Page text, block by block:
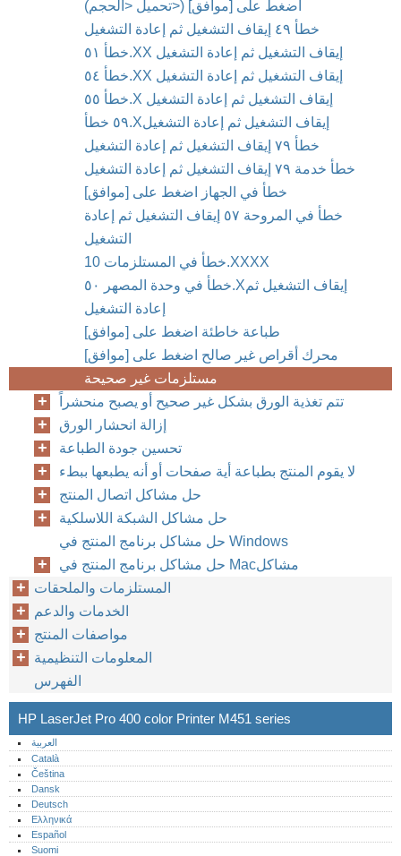
(تحميل <الحجم>) اضغط على [موافق]
‎خطأ ٤٩ إيقاف التشغيل ثم إعادة التشغيل
خطأ ٥١.XX إيقاف التشغيل ثم إعادة التشغيل
خطأ ٥٤.XX إيقاف التشغيل ثم إعادة التشغيل
خطأ ٥٥.X إيقاف التشغيل ثم إعادة التشغيل
‎خطأ ‎‎٥٩‏.X‏ إيقاف التشغيل ثم إعادة التشغيل
‎خطأ ٧٩‏ إيقاف التشغيل ثم إعادة التشغيل
‎خطأ خدمة ٧٩‏ إيقاف التشغيل ثم إعادة التشغيل
خطأ في الجهاز اضغط على [موافق]
التشغيل
خطأ في وحدة المصهر ٥٠.X‏ إيقاف التشغيل ثم
إعادة التشغيل
طباعة خاطئة اضغط على [موافق]
محرك أقراص غير صالح اضغط على [موافق]
مستلزمات غير صحيحة
تتم تغذية الورق بشكل غير صحيح أو يصبح منحشراً
إزالة انحشار الورق
تحسين جودة الطباعة
لا يقوم المنتج بطباعة أية صفحات أو أنه يطبعها ببطء
حل مشاكل اتصال المنتج
حل مشاكل الشبكة اللاسلكية
حل مشاكل برنامج المنتج في Windows
حل مشاكل برنامج المنتج في Macمشاكل
المستلزمات والملحقات
الخدمات والدعم
مواصفات المنتج
المعلومات التنظيمية
الفهرس
HP LaserJet Pro 400 color Printer M451 series
العربية
Català
Čeština
Dansk
Deutsch
Ελληνικά
Español
Suomi